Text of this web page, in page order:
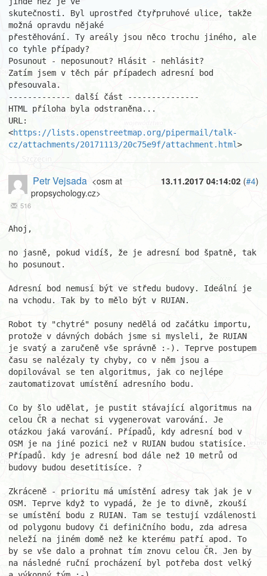
skutečnosti. Byl uprostřed čtyřpruhové ulice, takže
možná opravdu nějaké
přestěhování. Ty areály jsou něco trochu jiného, ale
co tyhle případy?
Posunout - neposunout? Hlásit - nehlásit?
Zatím jsem v těch pár případech adresní bod
přesouvala.
------------- další část ---------------
HTML příloha byla odstraněna...
URL:
<https://lists.openstreetmap.org/pipermail/talk-
cz/attachments/20171113/20c75e9f/attachment.html>
13.11.2017 04:14:02 (#4)
Petr Vejsada <osm at
propsychology.cz>
516
Ahoj,
no jasně, pokud vidíš, že je adresní bod špatně, tak
ho posunout.
Adresní bod nemusí být ve středu budovy. Ideální je
na vchodu. Tak by to mělo být v RUIAN.
Robot ty "chytré" posuny nedělá od začátku importu,
protože v dávných dobách jsme si mysleli, že RUIAN
je svatý a zaručeně vše správně :-). Teprve postupem
času se nalézaly ty chyby, co v něm jsou a
dopilovával se ten algoritmus, jak co nejlépe
zautomatizovat umístění adresního bodu.
Co by šlo udělat, je pustit stávající algoritmus na
celou ČR a nechat si vygenerovat varování. Je
otázkou jaká varování. Případů, kdy adresní bod v
OSM je na jiné pozici než v RUIAN budou statisíce.
Případů. kdy je adresní bod dále než 10 metrů od
budovy budou desetitisíce. ?
Zkráceně - prioritu má umístění adresy tak jak je v
OSM. Teprve když to vypadá, že je to divně, zkouší
se umístění bodu z RUIAN. Tam se testují vzdálenosti
od polygonu budovy či definičního bodu, zda adresa
neleží na jiném domě než ke kterému patří apod. To
by se vše dalo a prohnat tím znovu celou ČR. Jen by
na následné ruční procházení byl potřeba dost velký